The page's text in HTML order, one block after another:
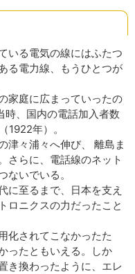
いる電気の線にはふたつ
る電力線、もうひとつが
家庭に広まっていったの
時、国内の電話加入者数
1922年）。
津々浦々へ伸び、 離島ま
さらに、電話線のネット
ないでいる。
に至るまで、日本を支え
ロニクスの力だったこと
化されてこなかったた
ったともいえる。しか
き換わったように、エレ